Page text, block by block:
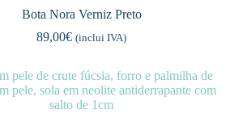
Bota Nora Verniz Preto
89,00€ (inclui IVA)